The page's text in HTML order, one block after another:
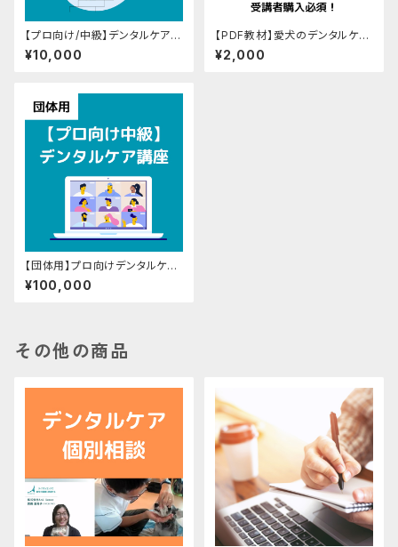
【プロ向け/中級】デンタルケア講
座（教材付）
¥10,000
【PDF教材】愛犬のデンタルケア
知識
¥2,000
【団体用】プロ向けデンタルケア
中級講座（90分）
¥100,000
その他の商品